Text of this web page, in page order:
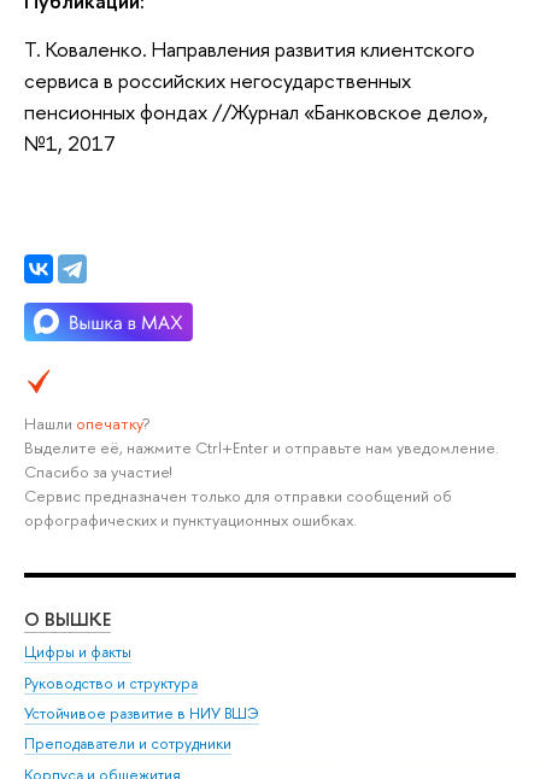
Т. Коваленко. Направления развития клиентского
сервиса в российских негосударственных
пенсионных фондах //Журнал «Банковское дело»,
№1, 2017
Нашли опечатку?
Выделите её, нажмите Ctrl+Enter и отправьте нам уведомление.
Спасибо за участие!
Сервис предназначен только для отправки сообщений об
орфографических и пунктуационных ошибках.
О ВЫШКЕ
Цифры и факты
Руководство и структура
Устойчивое развитие в НИУ ВШЭ
Преподаватели и сотрудники
Корпуса и общежития